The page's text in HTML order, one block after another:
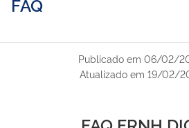
Publicado em 06/02/
Atualizado em 19/02/